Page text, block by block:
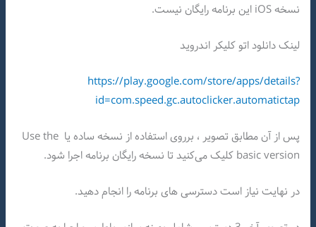
نسخه iOS این برنامه رایگان نیست.
لینک دانلود اتو کلیکر اندروید
https://play.google.com/store/apps/details?
id=com.speed.gc.autoclicker.automatictap
پس از آن مطابق تصویر ، برروی استفاده از نسخه ساده یا Use the
basic version کلیک می‌کنید تا نسخه رایگان برنامه اجرا شود.
در نهایت نیاز است دسترسی های برنامه را انجام دهید.